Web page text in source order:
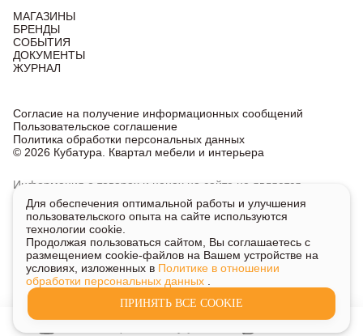
МАГАЗИНЫ
БРЕНДЫ
СОБЫТИЯ
ДОКУМЕНТЫ
ЖУРНАЛ
© 2026 Кубатура. Квартал мебели и интерьера
Согласие на получение информационных сообщений
Пользовательское соглашение
Политика обработки персональных данных
Информация о товарах и ценах на сайте не является
публичной офертой, носит исключительно информационный
характер.
Для получения подробной информации о наличии
и стоимости указанных товаров и услуг напишите или
позвоните нам.
Для обеспечения оптимальной работы и улучшения
пользовательского опыта на сайте используются
технологии cookie.
Продолжая пользоваться сайтом, Вы соглашаетесь с
размещением cookie-файлов на Вашем устройстве на
условиях, изложенных в Политике в отношении
обработки персональных данных
ПРИНЯТЬ ВСЕ COOKIE